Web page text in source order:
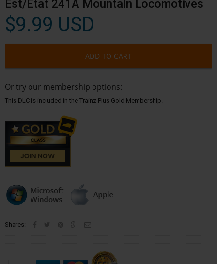
Est/Etat 241A Mountain Locomotives
$9.99 USD
ADD TO CART
Or try our membership options:
This DLC is included in the Trainz Plus Gold Membership.
Shares: